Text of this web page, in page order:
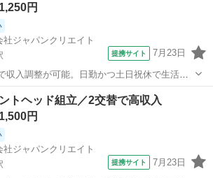
円
社ジャパンクリエイト
提携サイト 7月23日
収入調整が可能。日勤かつ土日祝休で生活リ
。／20代・30代・40代・50代在籍中 ＼株式
特化した圧倒的な専
トヘッド組立／2交替で高収入
円
社ジャパンクリエイト
提携サイト 7月23日